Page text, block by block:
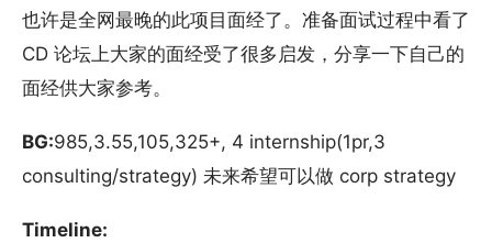
也许是全网最晚的此项目面经了。准备面试过程中看了
CD 论坛上大家的面经受了很多启发，分享一下自己的
面经供大家参考。
BG:985,3.55,105,325+, 4 internship(1pr,3
consulting/strategy) 未来希望可以做 corp strategy
Timeline: